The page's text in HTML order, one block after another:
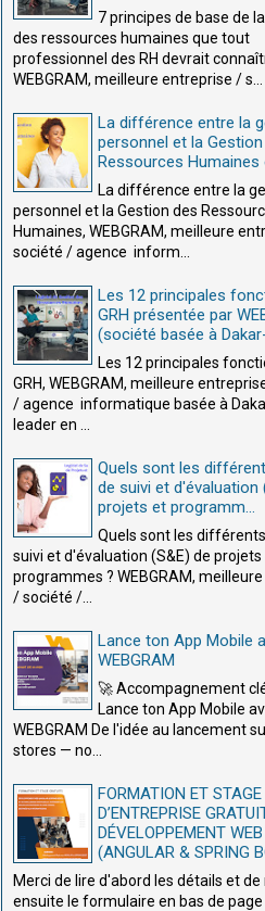
7 principes de base de
des ressources humaines que tout
professionnel des RH devrait
WEBGRAM, meilleure entreprise / s...
La différence entre la
personnel et la
Ressources Humaines
La différence entre la
personnel et la Gestion des
Humaines, WEBGRAM, meilleure
société / agence inform...
Les 12 principales
GRH présentée par
(société basée à Dakar-
Les 12 principales
GRH, WEBGRAM, meilleure
/ agence informatique basée à
leader en ...
Quels sont les
de suivi et d'évaluation
projets et programm...
Quels sont les
suivi et d'évaluation (S&E) de projets
programmes ? WEBGRAM,
/ société /...
Lance ton App Mobile
WEBGRAM
🚀 Accompagnement
Lance ton App Mobile
WEBGRAM De l'idée au lancement
stores — no...
FORMATION ET STAGE
D’ENTREPRISE
DÉVELOPPEMENT WEB
(ANGULAR & SPRING
Merci de lire d'abord les détails et
ensuite le formulaire en bas de page